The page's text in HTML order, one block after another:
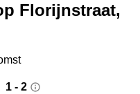
Florijnstraat,
1 - 2